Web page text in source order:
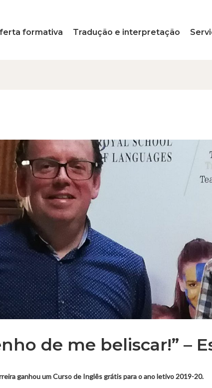
formativa Tradução e interpretação
de me beliscar!” –
ganhou um Curso de Inglês grátis para o ano letivo 2019-20.